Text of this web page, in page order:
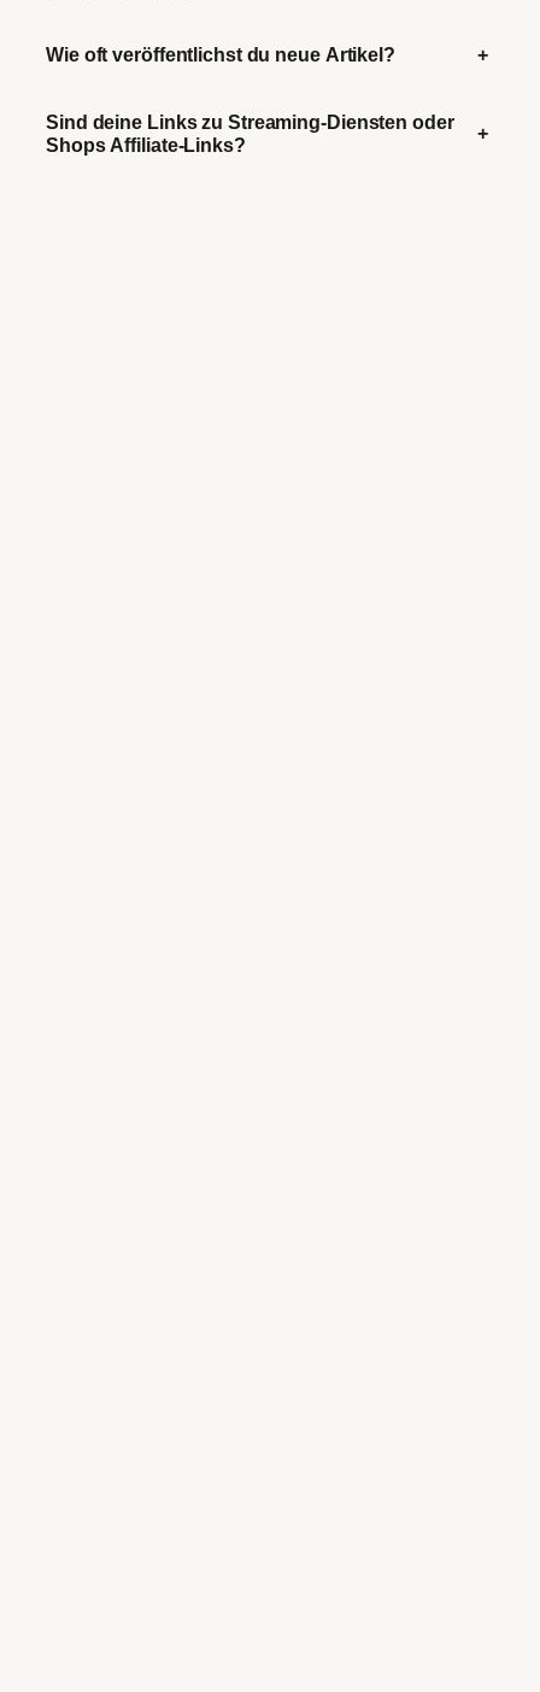
Wie oft veröffentlichst du neue Artikel? +
Sind deine Links zu Streaming-Diensten oder
Shops Affiliate-Links?
+